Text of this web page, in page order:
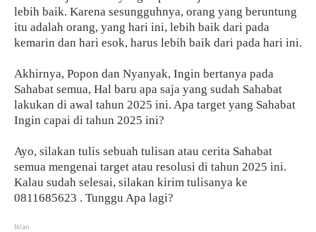
lebih baik. Karena sesungguhnya, orang yang beruntung
itu adalah orang, yang hari ini, lebih baik dari pada
kemarin dan hari esok, harus lebih baik dari pada hari ini.
Akhirnya, Popon dan Nyanyak, Ingin bertanya pada
Sahabat semua, Hal baru apa saja yang sudah Sahabat
lakukan di awal tahun 2025 ini. Apa target yang Sahabat
Ingin capai di tahun 2025 ini?
Ayo, silakan tulis sebuah tulisan atau cerita Sahabat
semua mengenai target atau resolusi di tahun 2025 ini.
Kalau sudah selesai, silakan kirim tulisanya ke
0811685623 . Tunggu Apa lagi?
Iklan